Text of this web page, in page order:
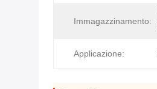
Immagazzinamento:
Applicazione: